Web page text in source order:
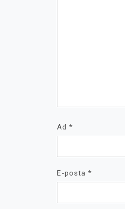
Ad *
E-posta *